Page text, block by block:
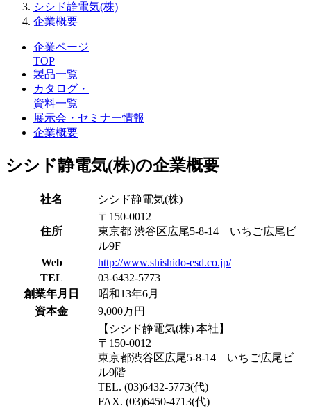
シシド静電気(株)
企業概要
企業ページ
TOP
製品一覧
カタログ・
資料一覧
展示会・セミナー情報
企業概要
シシド静電気(株)の企業概要
社名 シシド静電気(株)
住所
〒150-0012
東京都 渋谷区広尾5-8-14 いちご広尾ビ
ル9F
Web
http://www.shishido-esd.co.jp/
TEL
03-6432-5773
創業年月日
昭和13年6月
資本金
9,000万円
【シシド静電気(株) 本社】
〒150-0012
東京都渋谷区広尾5-8-14 いちご広尾ビ
ル9階
TEL. (03)6432-5773(代)
FAX. (03)6450-4713(代)